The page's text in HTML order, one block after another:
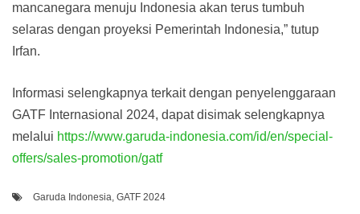
mancanegara menuju Indonesia akan terus tumbuh
selaras dengan proyeksi Pemerintah Indonesia,” tutup
Irfan.
Informasi selengkapnya terkait dengan penyelenggaraan
GATF Internasional 2024, dapat disimak selengkapnya
melalui https://www.garuda-indonesia.com/id/en/special-
offers/sales-promotion/gatf
Garuda Indonesia, GATF 2024